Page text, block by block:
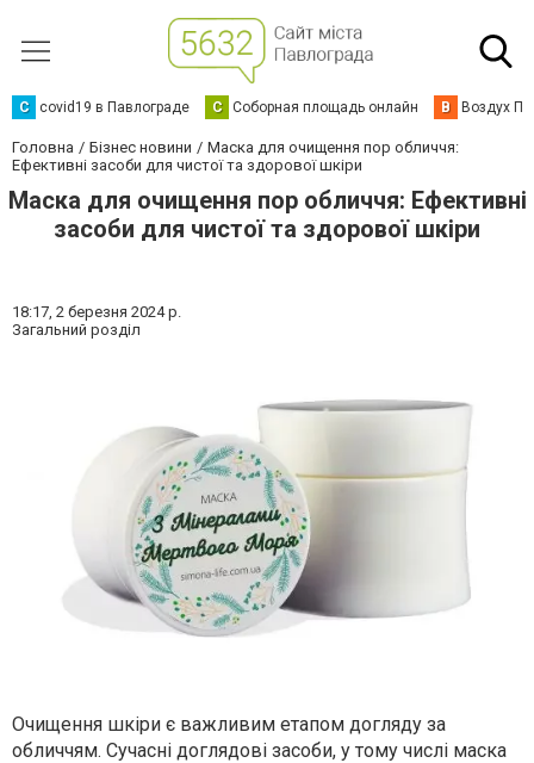
C covid19 в Павлограде С Соборная площадь онлайн В Воздух
Головна Бізнес новини
Маска для очищення пор обличчя:
Ефективні засоби для чистої та здорової шкіри
Маска для очищення пор обличчя: Ефективні
засоби для чистої та здорової шкіри
18:17, 2 березня 2024 р.
Загальний розділ
Очищення шкіри є важливим етапом догляду за
обличчям. Сучасні доглядові засоби, у тому числі маска